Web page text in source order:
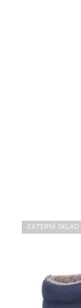
EXTERNÍ SKLAD